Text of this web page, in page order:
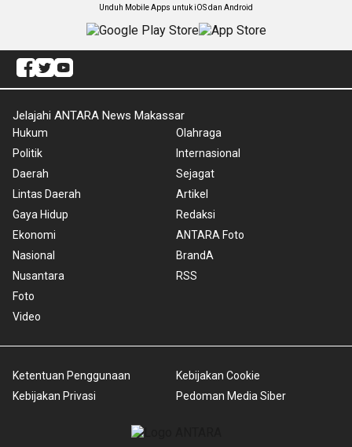
Unduh Mobile Apps untuk iOS dan Android
Jelajahi ANTARA News Makassar
Hukum
Politik
Daerah
Lintas Daerah
Gaya Hidup
Ekonomi
Nasional
Nusantara
Foto
Video
Olahraga
Internasional
Sejagat
Artikel
Redaksi
ANTARA Foto
BrandA
RSS
Ketentuan Penggunaan
Kebijakan Privasi
Kebijakan Cookie
Pedoman Media Siber